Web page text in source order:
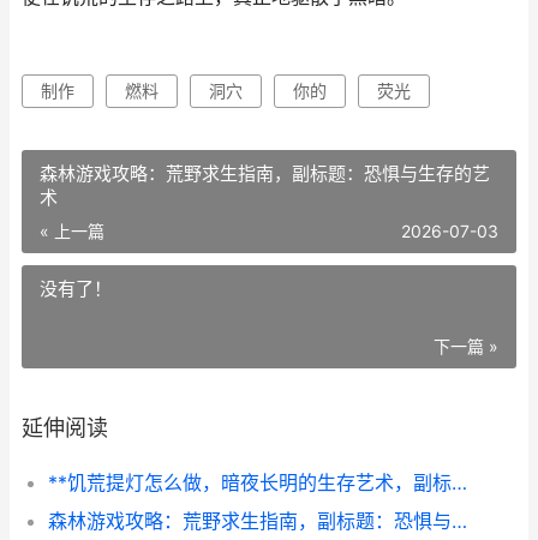
制作 燃料 洞穴 你的 荧光
森林游戏攻略：荒野求生指南，副标题：恐惧与生存的艺
术
« 上一篇 2026-07-03
没有了！
下一篇 »
延伸阅读
**饥荒提灯怎么做，暗夜长明的生存艺术，副标题，从收集到照亮，资深玩家的实战指南**
森林游戏攻略：荒野求生指南，副标题：恐惧与生存的艺术